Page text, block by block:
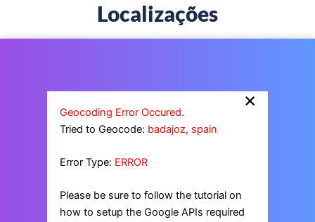
Localizações
×
Geocoding Error Occured.
Tried to Geocode: badajoz, spain
Error Type: ERROR
Please be sure to follow the tutorial on
how to setup the Google APIs required